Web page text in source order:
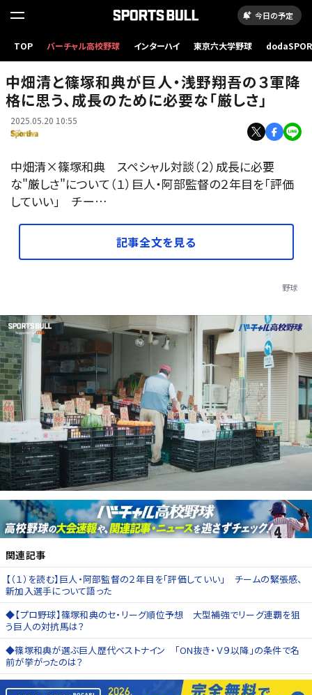
今日の予定
TOP バーチャル高校野球 インターハイ 東京六大学野球
中畑清と篠塚和典が巨人・浅野翔吾の３軍降
格に思う、成長のために必要な「厳しさ」
2025.05.20 10:55
中畑清×篠塚和典 スペシャル対談（２）成長に必要
な"厳しさ"について（１）巨人・阿部監督の２年目を「評価
していい」 チー…
記事全文を見る
野球
関連記事
【（１）を読む】巨人・阿部監督の２年目を「評価していい」 チームの緊張感、
新加入選手について語った
◆【プロ野球】篠塚和典のセ・リーグ順位予想 大型補強でリーグ連覇を狙
う巨人の対抗馬は？
◆篠塚和典が選ぶ巨人歴代ベストナイン 「ON抜き・Ｖ９以降」の条件で名
前が挙がったのは？